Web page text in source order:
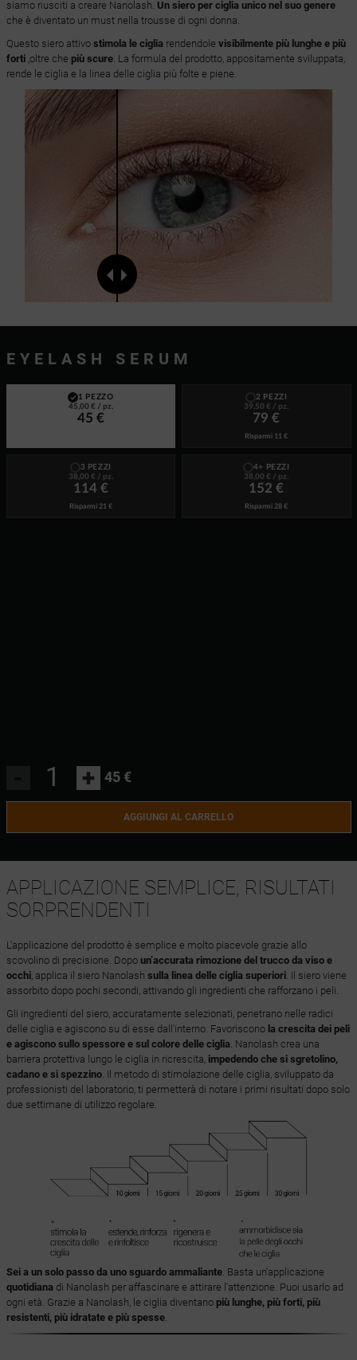
siamo riusciti a creare Nanolash. Un siero per ciglia unico nel suo genere
che è diventato un must nella trousse di ogni donna.
Questo siero attivo stimola le cigliarendendole visibilmente più lunghe e più
forti,oltre che più scure. La formula del prodotto, appositamente sviluppata,
rende le ciglia e la linea delle ciglia più folte e piene.
EYELASH SERUM
1 PEZZO
45,00 € / pz.
45 €
2 PEZZI
39,50 € / pz.
79 €
Risparmi 11 €
3 PEZZI
38,00 € / pz.
114 €
Risparmi 21 €
4+ PEZZI
38,00 € / pz.
152 €
Risparmi28 €
+ 45 €
AGGIUNGI AL CARRELLO
APPLICAZIONE SEMPLICE, RISULTATI
SORPRENDENTI
L'applicazione del prodotto è semplice e molto piacevole grazie allo
scovolino di precisione. Dopo un’accurata rimozione del trucco da viso e
occhi, applica il siero Nanolash sulla linea delle ciglia superiori. Il siero viene
assorbito dopo pochi secondi, attivando gli ingredienti che rafforzano i peli.
Gli ingredienti del siero, accuratamente selezionati, penetrano nelle radici
delle ciglia e agiscono su di esse dall'interno. Favoriscono la crescita dei peli
e agiscono sullo spessore e sul colore delle ciglia . Nanolash crea una
barriera protettiva lungo le ciglia in ricrescita, impedendo che si sgretolino,
cadano e si spezzino. Il metodo di stimolazione delle ciglia, sviluppato da
professionisti del laboratorio, ti permetterà di notare i primi risultati dopo solo
due settimane di utilizzo regolare.
Sei a un solo passo da uno sguardo ammaliante. Basta un'applicazione
quotidianadi Nanolash per affascinare e attirare l'attenzione. Puoi usarlo ad
ogni età. Grazie a Nanolash, le ciglia diventano più lunghe, più forti, più
resistenti, più idratate e più spesse.